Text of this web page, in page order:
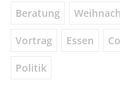
Beratung
Vortrag Essen
Politik